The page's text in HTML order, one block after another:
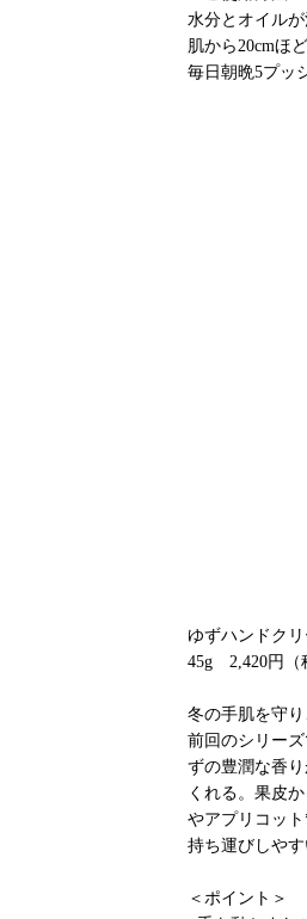
水分とオイル
肌から20cmほ
毎日朝晩5プッ
ゆずハンドクリ
45g 2,420円（
冬の手肌を守
前回のシリー
ずの豊潤な香
くれる。果皮
やアプリコッ
持ち運びしや
＜ポイント＞